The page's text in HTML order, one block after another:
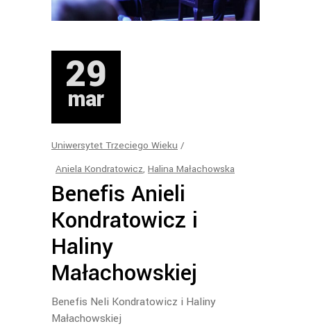
29
mar
Uniwersytet Trzeciego Wieku
Aniela Kondratowicz, Halina Małachowska
Benefis Anieli
Kondratowicz i
Haliny
Małachowskiej
Benefis Neli Kondratowicz i Haliny
Małachowskiej